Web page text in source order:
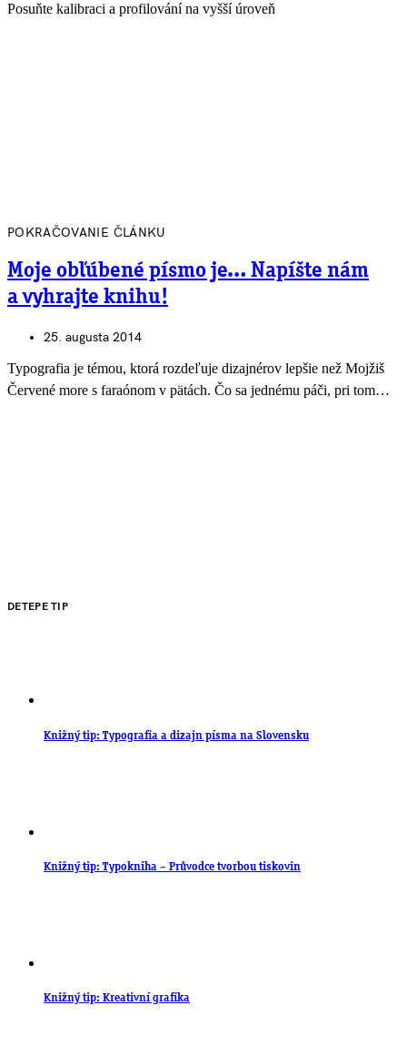
Posuňte kalibraci a profilování na vyšší úroveň
POKRAČOVANIE ČLÁNKU
Moje obľúbené písmo je… Napíšte nám
a vyhrajte knihu!
25. augusta 2014
Typografia je témou, ktorá rozdeľuje dizajnérov lepšie než Mojžiš
Červené more s faraónom v pätách. Čo sa jednému páči, pri tom…
DETEPE TIP
Knižný tip: Typografia a dizajn písma na Slovensku
Knižný tip: Typokniha – Průvodce tvorbou tiskovin
Knižný tip: Kreativní grafika